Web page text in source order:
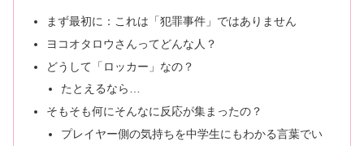
まず最初に：これは「犯罪事件」ではありません
ヨコオタロウさんってどんな人？
どうして「ロッカー」なの？
たとえるなら…
そもそも何にそんなに反応が集まったの？
プレイヤー側の気持ちを中学生にもわかる言葉でい